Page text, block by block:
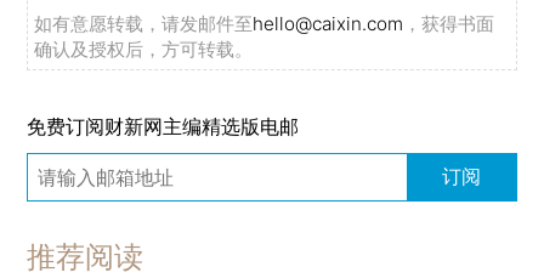
如有意愿转载，请发邮件至hello@caixin.com ，获得书面
确认及授权后，方可转载。
免费订阅财新网主编精选版电邮
订阅
推荐阅读